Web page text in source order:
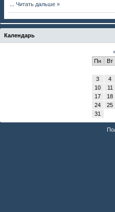
Читать дальше »
Календарь
Пн
Вт
3
4
10
11
17
18
24
25
31